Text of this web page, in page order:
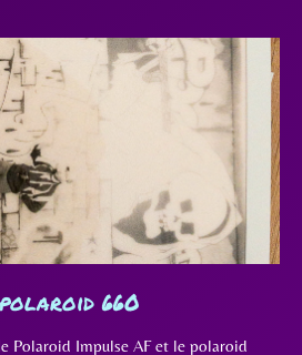
660
Polaroid Impulse AF et le polaroid